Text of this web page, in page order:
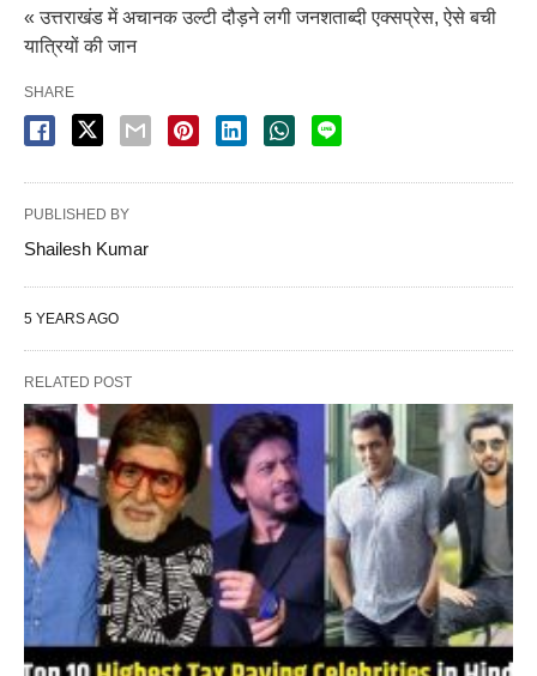
« उत्तराखंड में अचानक उल्टी दौड़ने लगी जनशताब्दी एक्सप्रेस, ऐसे बची
यात्रियों की जान
SHARE
PUBLISHED BY
Shailesh Kumar
5 YEARS AGO
RELATED POST